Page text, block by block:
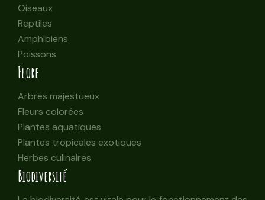
Oiseaux
Reptiles
Amphibiens
Poissons
Flore
Arbres majestueux
Fleurs colorées
Plantes aquatiques
Plantes tropicales exotiques
Herbes culinaires
Biodiversité